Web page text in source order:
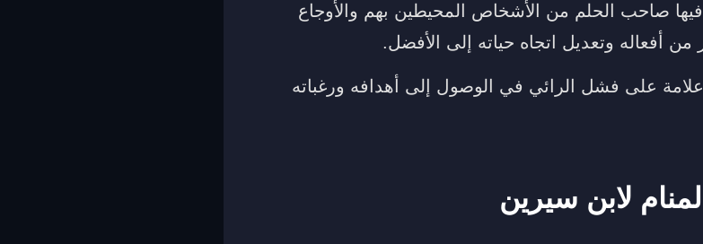
فيها صاحب الحلم من الأشخاص المحيطين بهم والأوجاع
من أفعاله وتعديل اتجاه حياته إلى الأفضل.
على فشل الرائي في الوصول إلى أهدافه ورغباته
لابن سيرين